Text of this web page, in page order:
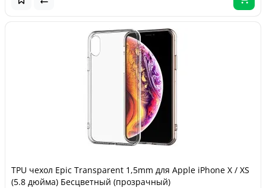
TPU чехол Epic Transparent 1,5mm для Apple iPhone X / XS
(5.8 дюйма) Бесцветный (прозрачный)